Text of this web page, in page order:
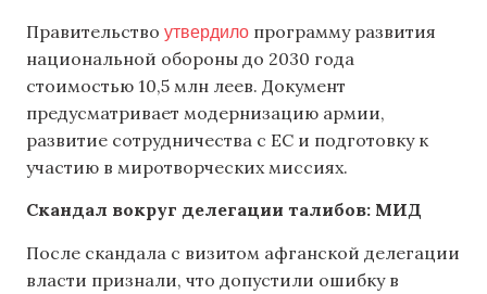
Правительство утвердило программу развития
национальной обороны до 2030 года
стоимостью 10,5 млн леев. Документ
предусматривает модернизацию армии,
развитие сотрудничества с ЕС и подготовку к
участию в миротворческих миссиях.
Скандал вокруг делегации талибов: МИД
После скандала с визитом афганской делегации
власти признали, что допустили ошибку в